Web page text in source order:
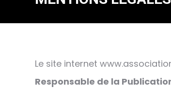
Le site internet
Responsable de la